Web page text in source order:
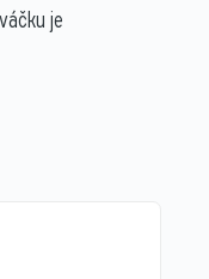
je